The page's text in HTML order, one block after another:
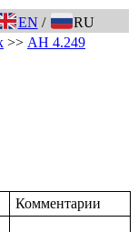
EN /
RU
>> АН 4.249
Комментарии